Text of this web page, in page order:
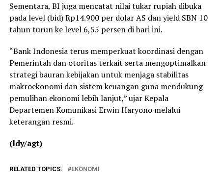
Sementara, BI juga mencatat nilai tukar rupiah dibuka
pada level (bid) Rp14.900 per dolar AS dan yield SBN 10
tahun turun ke level 6,55 persen di hari ini.
“Bank Indonesia terus memperkuat koordinasi dengan
Pemerintah dan otoritas terkait serta mengoptimalkan
strategi bauran kebijakan untuk menjaga stabilitas
makroekonomi dan sistem keuangan guna mendukung
pemulihan ekonomi lebih lanjut,” ujar Kepala
Departemen Komunikasi Erwin Haryono melalui
keterangan resmi.
(ldy/agt)
RELATED TOPICS: EKONOMI